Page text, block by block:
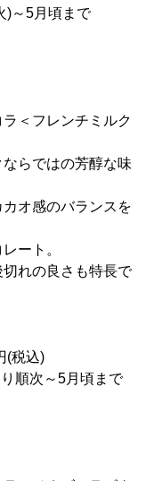
5月頃まで
フレンチミルク
ではの芳醇な味
バランスを
ト。
さも特長で
(税込)
次～5月頃まで